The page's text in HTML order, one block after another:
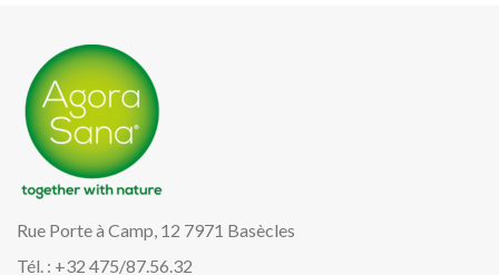
Rue Porte à Camp, 12 7971 Basècles
Tél. : +32 475/87.56.32